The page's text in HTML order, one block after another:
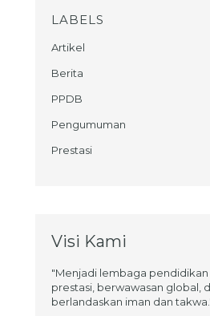
LABELS
Artikel
Berita
PPDB
Pengumuman
Prestasi
Visi Kami
"Menjadi lembaga
prestasi, berwawasan global,
berlandaskan iman dan